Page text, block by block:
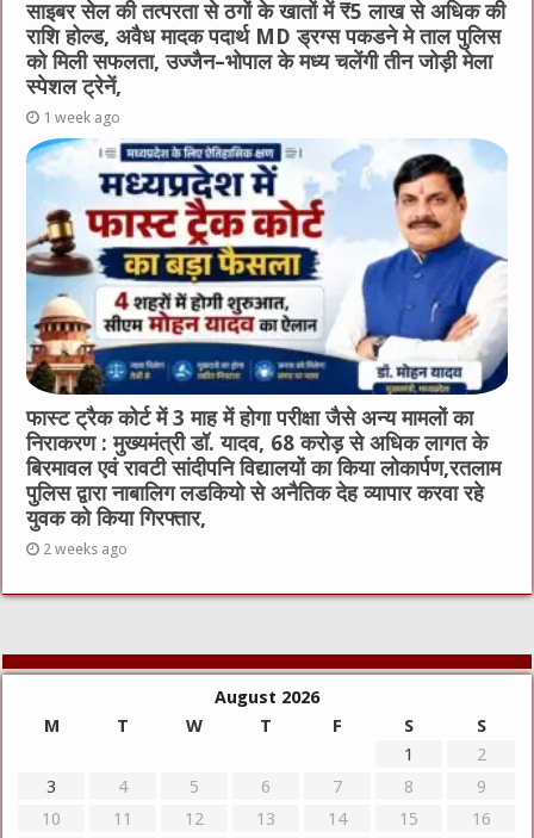
साइबर सेल की तत्परता से ठगों के खातों में ₹5 लाख से अधिक की
राशि होल्ड, अवैध मादक पदार्थ MD ड्रग्स पकडने मे ताल पुलिस
को मिली सफलता, उज्जैन–भोपाल के मध्य चलेंगी तीन जोड़ी मेला
स्पेशल ट्रेनें,
1 week ago
फास्ट ट्रैक कोर्ट में 3 माह में होगा परीक्षा जैसे अन्य मामलों का
निराकरण : मुख्यमंत्री डॉ. यादव, 68 करोड़ से अधिक लागत के
बिरमावल एवं रावटी सांदीपनि विद्यालयों का किया लोकार्पण,रतलाम
पुलिस द्वारा नाबालिग लडकियो से अनैतिक देह व्यापार करवा रहे
युवक को किया गिरफ्तार,
2 weeks ago
August 2026
M
T W T F S
S
1
2
3
4 5 6 7 8
9
10
11 12 13 14 15
16